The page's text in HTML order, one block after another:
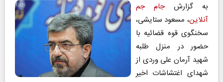
به گزارشجام جم
آنلاین، مسعود ستایشی،
سخنگوی قوه قضائیه با
حضور در منزل طلبه
شهید آرمان علی وردی از
شهدای اغتشاشات اخیر